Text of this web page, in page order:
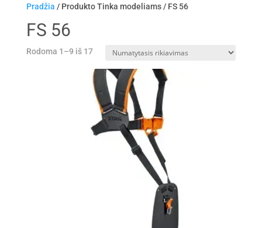
Pradžia / Produkto Tinka modeliams / FS 56
FS 56
Rodoma 1–9 iš 17